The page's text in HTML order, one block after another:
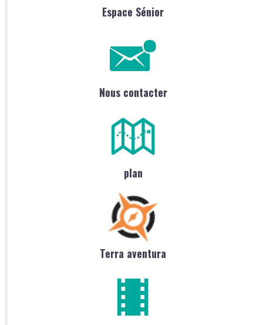
Espace Sénior
Nous contacter
plan
Terra aventura